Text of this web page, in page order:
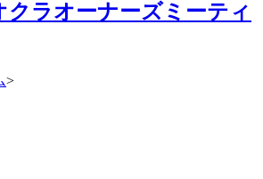
クラオーナーズミーティ
>